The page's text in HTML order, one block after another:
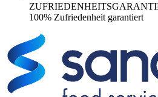
100% Zufriedenheit garantiert